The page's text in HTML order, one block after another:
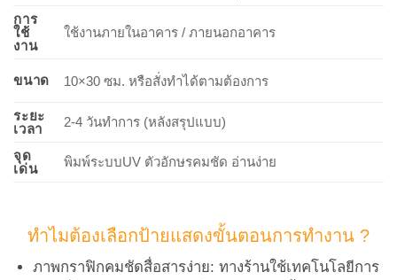
การ
ใช้
งาน
ใช้งานภายในอาคาร / ภายนอกอาคาร
ขนาด 10×30 ซม. หรือสั่งทำได้ตามต้องการ
ระยะ
เวลา
2-4 วันทำการ (หลังสรุปแบบ)
จุด
เด่น
พิมพ์ระบบUV ตัวอักษรคมชัด อ่านง่าย
ทำไมต้องเลือกป้ายแสดงขั้นตอนการทำงาน ?
ภาพกราฟิกคมชัดสื่อสารง่าย: ทางร้านใช้เทคโนโลยีการ